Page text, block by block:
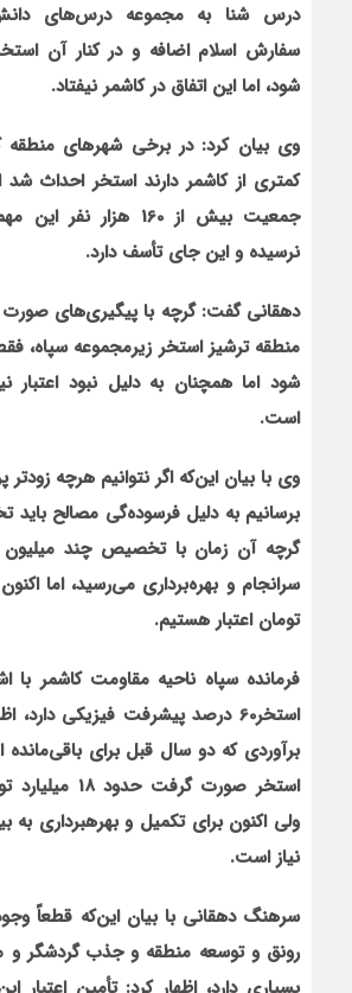
درس شنا به مجموعه درس‌های
سفارش اسلام اضافه و در کنار آن
شود، اما این اتفاق در کاشمر نیفتاد.
وی بیان کرد: در برخی شهرهای
کمتری از کاشمر دارند استخر احداث شد
جمعیت بیش از 160 هزار
نرسیده و این جای تأسف دارد.
دهقانی گفت: گرچه با پیگیری‌های صورت
منطقه ترشیز استخر زیرمجموعه سپاه،
شود اما هم‏چنان به دلیل نبود اعتبار
است.
وی با بیان این‌که اگر نتوانیم هرچه زودتر
برسانیم به دلیل فرسوده‌‌گی مصالح باید
گرچه آن زمان با تخصیص چند میلیون
سرانجام و بهره‌برداری می‌رسید، اما اکنون
تومان اعتبار هستیم.
فرمانده سپاه ناحیه مقاومت کاشمر با
استخر60 درصد پیشرفت فیزیکی
برآوردی که دو سال قبل برای باقی‌مانده
استخر صورت گرفت
ولی اکنون برای تکمیل و بهره‏برداری به
نیاز است.
سرهنگ دهقانی با بیان این‌که قطعاً
رونق و توسعه منطقه و جذب گردشگر و